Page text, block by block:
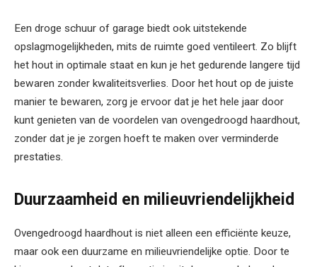
Een droge schuur of garage biedt ook uitstekende
opslagmogelijkheden, mits de ruimte goed ventileert. Zo blijft
het hout in optimale staat en kun je het gedurende langere tijd
bewaren zonder kwaliteitsverlies. Door het hout op de juiste
manier te bewaren, zorg je ervoor dat je het hele jaar door
kunt genieten van de voordelen van ovengedroogd haardhout,
zonder dat je je zorgen hoeft te maken over verminderde
prestaties.
Duurzaamheid en milieuvriendelijkheid
Ovengedroogd haardhout is niet alleen een efficiënte keuze,
maar ook een duurzame en milieuvriendelijke optie. Door te